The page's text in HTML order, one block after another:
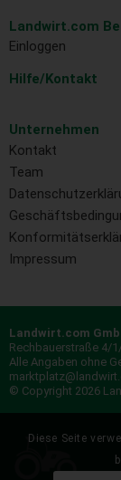
Landwirt.com
Einloggen
Hilfe/Kontakt
Unternehmen
Kontakt
Team
Impressum
Landwirt.com
Rechbauerstraße 4/
Alle Angaben ohne
© Copyright 2026
Diese Seite